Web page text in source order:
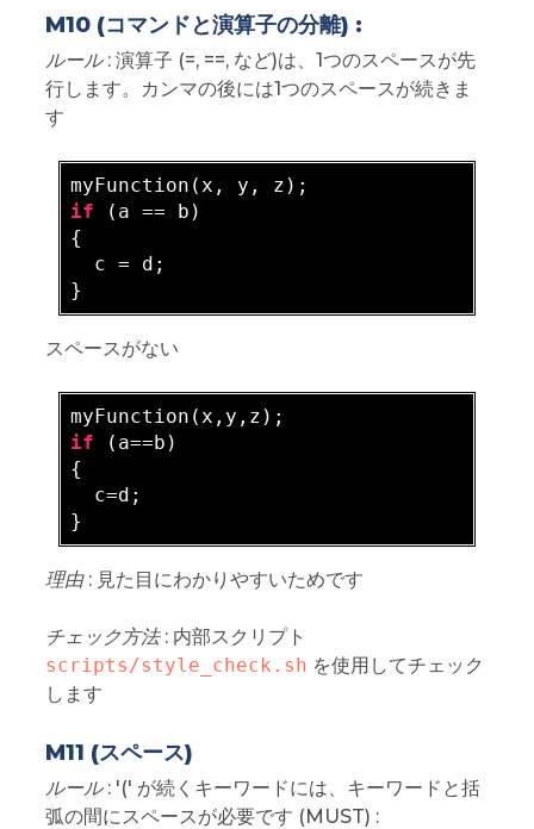
M10 (コマンドと演算子の分離) :
ルール: 演算子 (=, ==, など)は、1つのスペースが先
行します。カンマの後には1つのスペースが続きま
す
if ( a == b)
{
c = d;
スペースがない
if ( a==b)
{
c=d;
理由: 見た目にわかりやすいためです
チェック方法: 内部スクリプト
scripts/style_check.sh を使用してチェック
します
M11 (スペース)
ルール: '(' が続くキーワードには、キーワードと括
弧の間にスペースが必要です (MUST) :